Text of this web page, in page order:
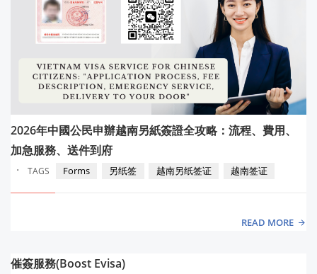
2026年中國公民申辦越南另紙簽證全攻略：流程、費用、
加急服務、送件到府
·
TAGS Forms 另纸签 越南另纸签证 越南签证
READ MORE
催簽服務(Boost Evisa)